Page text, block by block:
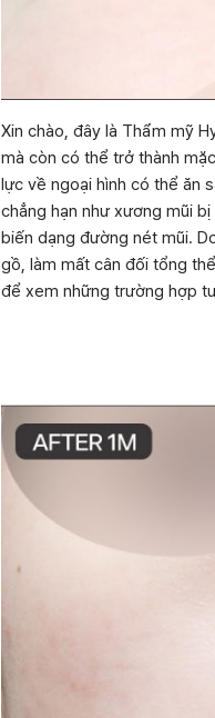
Xin chào, đây là Thẩm mỹ
mà còn có thể trở thành
lực về ngoại hình có thể ăn
chẳng hạn như xương mũi
biến dạng đường nét mũi.
gồ, làm mất cân đối tổng
để xem những trường hợp